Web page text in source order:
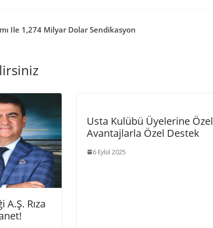
Ile 1,274 Milyar Dolar Sendikasyon
Rıza
Usta Kulübü Üyelerine Özel
Avantajlarla Özel Destek
6 Eylül 2025